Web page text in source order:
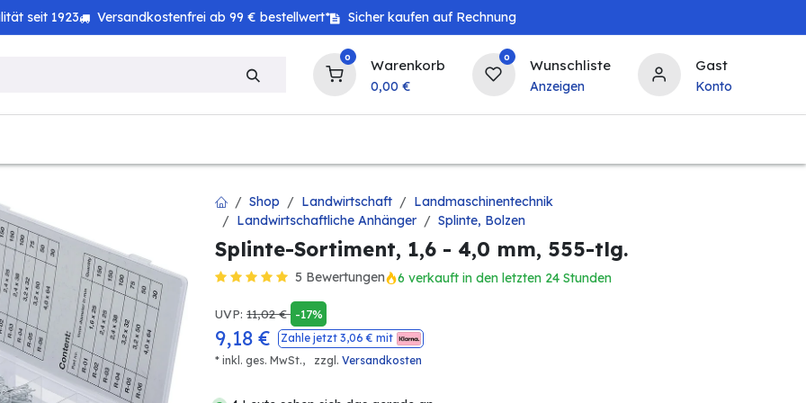
seit 1923 Versandkostenfrei ab 99 € bestellwert* Sicher kaufen auf Rechnung
0 Warenkorb
0,00 €
0 Wunschliste
Anzeigen
Gast
Konto
Shop Landwirtschaft
Landmaschinentechnik
Landwirtschaftliche Anhänger
Splinte, Bolzen
Splinte-Sortiment, 1,6 - 4,0 mm, 555-tlg.
5 Bewertungen 6 verkauft in den letzten 24 Stunden
UVP: 11,02€ -17%
9,18 € Zahle jetzt 3,06 € mit
* inkl. ges. MwSt.,
zzgl. Versandkosten